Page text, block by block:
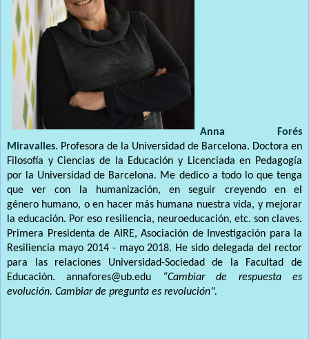
Anna Forés
Miravalles. Profesora de la Universidad de Barcelona. Doctora en
Filosofía y Ciencias de la Educación y Licenciada en Pedagogía
por la Universidad de Barcelona. Me dedico a todo lo que tenga
que ver con la humanización, en seguir creyendo en el
género humano, o en hacer más humana nuestra vida, y mejorar
la educación. Por eso resiliencia, neuroeducación, etc. son claves.
Primera Presidenta de AIRE, Asociación de Investigación para la
Resiliencia mayo 2014 - mayo 2018. Hesido delegada del rector
para las relaciones Universidad-Sociedad de la Facultad de
Educación.annafores@ub.edu
“Cambiar de respuesta es
evolución. Cambiar de pregunta es revolución".